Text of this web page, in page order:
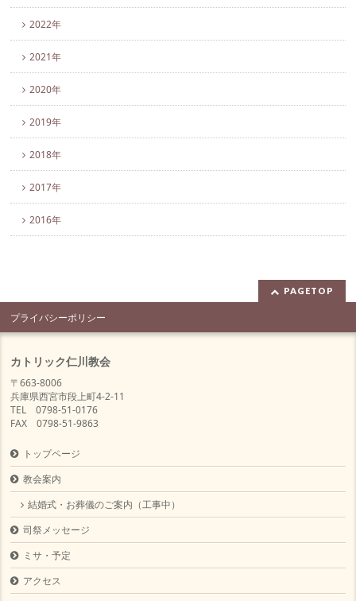
2022年
2021年
2020年
2019年
2018年
2017年
2016年
PAGETOP
プライバシーポリシー
カトリック仁川教会
〒663-8006
兵庫県西宮市段上町4-2-11
TEL 0798-51-0176
FAX 0798-51-9863
トップページ
教会案内
結婚式・お葬儀のご案内（工事中）
司祭メッセージ
ミサ・予定
アクセス